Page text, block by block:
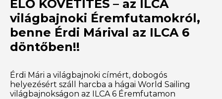
ÉLŐ KÖVETÍTÉS – az ILCA
világbajnoki Éremfutamokról,
benne Érdi Márival az ILCA 6
döntőben!!
Érdi Mári a világbajnoki címért, dobogós
helyezésért száll harcba a hágai World Sailing
világbajnokságon az ILCA 6 Éremfutamon